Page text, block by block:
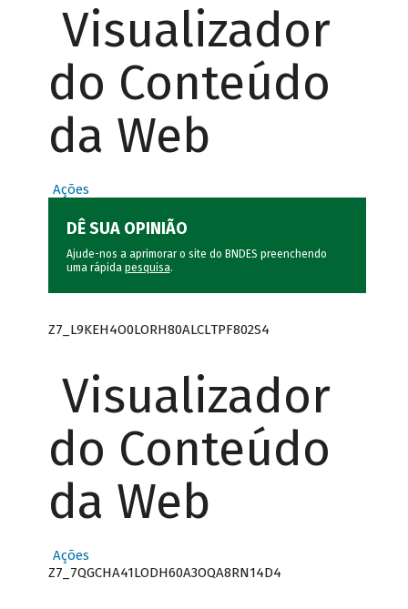
Visualizador
do Conteúdo
da Web
Ações
DÊ SUA OPINIÃO
Ajude-nos a aprimorar o site do BNDES preenchendo
uma rápida pesquisa.
Z7_L9KEH4O0LORH80ALCLTPF802S4
Visualizador
do Conteúdo
da Web
Ações
Z7_7QGCHA41LODH60A3OQA8RN14D4